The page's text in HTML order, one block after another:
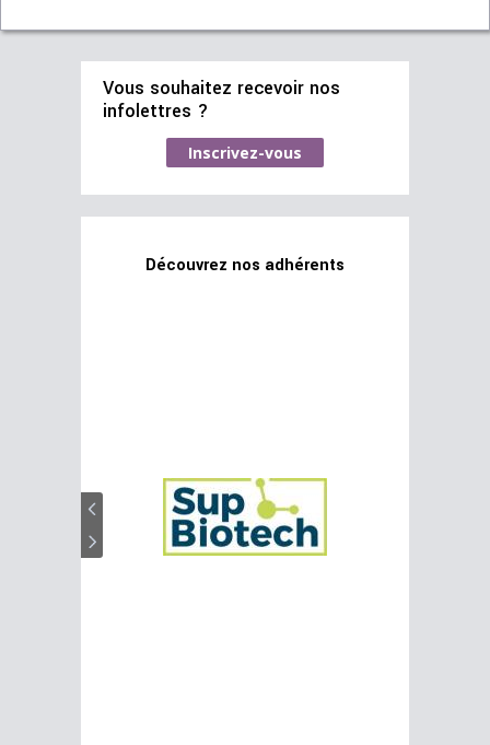
Vous souhaitez recevoir nos
infolettres ?
Inscrivez-vous
Découvrez nos adhérents